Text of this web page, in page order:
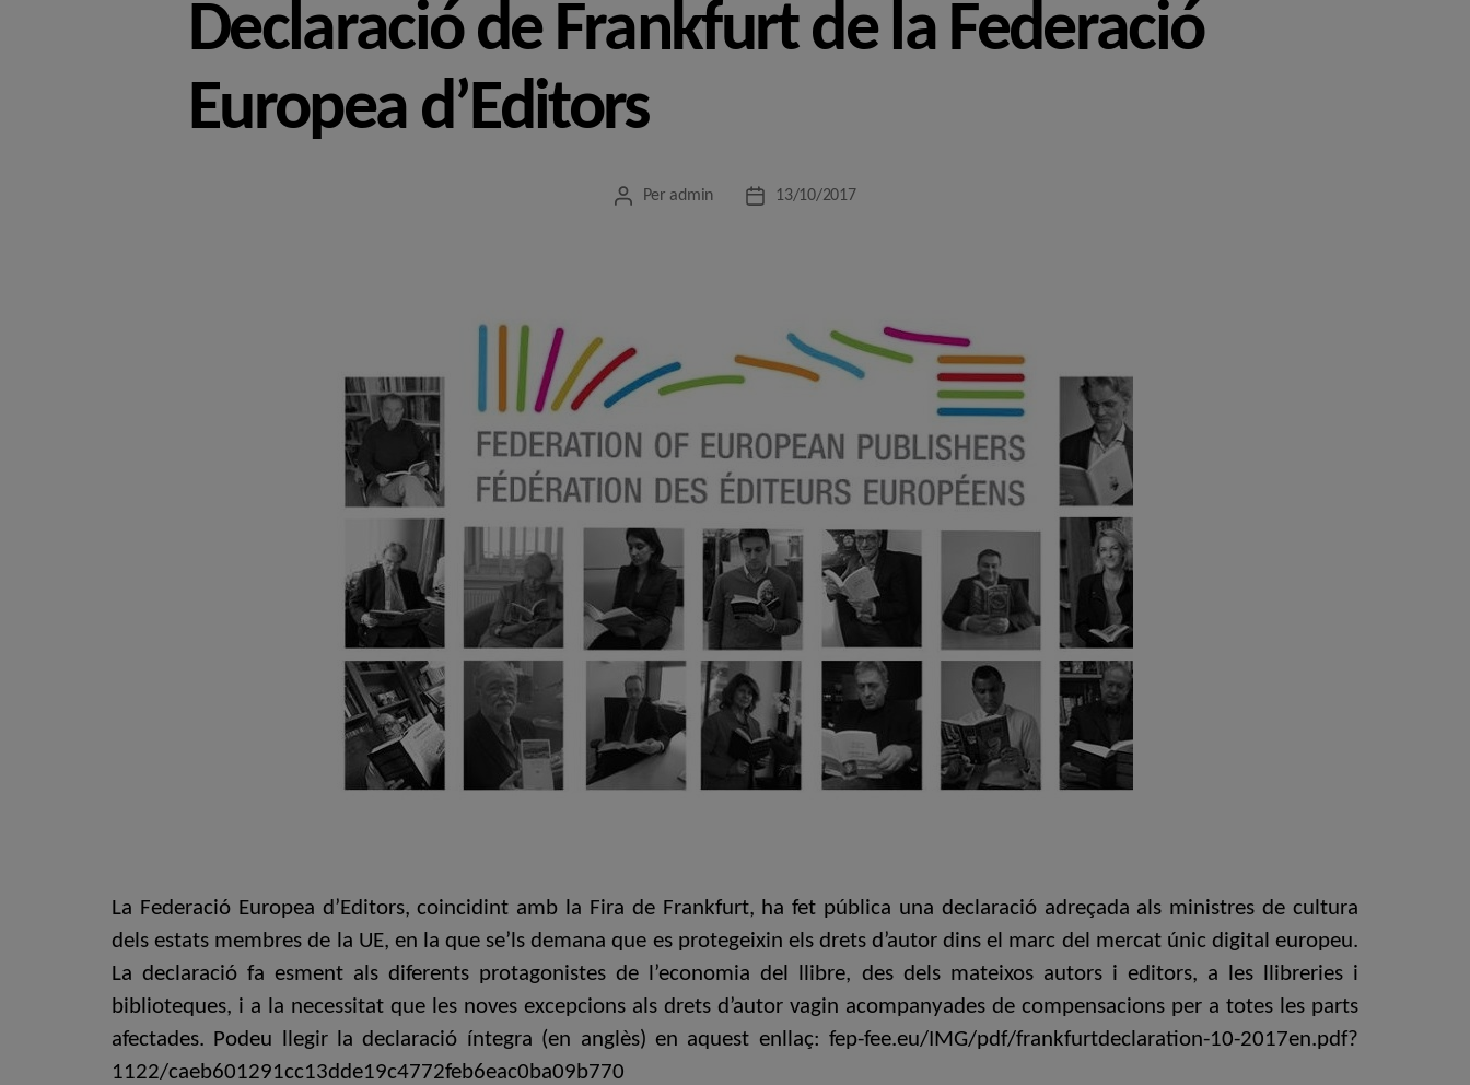
Declaració de Frankfurt de la Federació
Europea d’Editors
Autor
Per admin
Data13/10/2017
La Federació Europea d’Editors, coincidint amb la Fira de Frankfurt, ha fet pública una declaració adreçada als ministres de cultura
dels estats membres de la UE, en la que se’ls demana que es protegeixin els drets d’autor dins el marc del mercat únic digital europeu.
La declaració fa esment als diferents protagonistes de l’economia del llibre, des dels mateixos autors i editors, a les llibreries i
biblioteques, i a la necessitat que les noves excepcions als drets d’autor vagin acompanyades de compensacions per a totes les parts
afectades. Podeu llegir la declaració íntegra (en anglès) en aquest enllaç: fep-fee.eu/IMG/pdf/frankfurtdeclaration-10-2017en.pdf?
1122/caeb601291cc13dde19c4772feb6eac0ba09b770